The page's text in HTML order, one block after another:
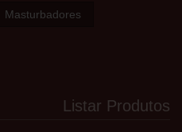
Masturbadores
Listar Produtos